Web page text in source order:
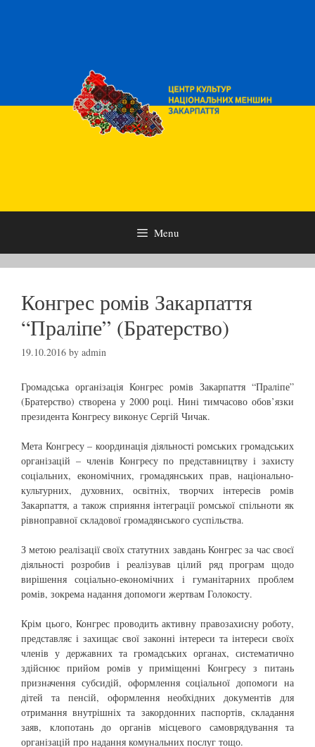
Menu
Конгрес ромів Закарпаття
“Праліпе” (Братерство)
19.10.2016 by admin
Громадська організація Конгрес ромів Закарпаття “Праліпе”
(Братерство) створена у 2000 році. Нині тимчасово обов’язки
президента Конгресу виконує Сергій Чичак.
Мета Конгресу – координація діяльності ромських громадських
організацій – членів Конгресу по представництву і захисту
соціальних, економічних, громадянських прав, національно-
культурних, духовних, освітніх, творчих інтересів ромів
Закарпаття, а також сприяння інтеграції ромської спільноти як
рівноправної складової громадянського суспільства.
З метою реалізації своїх статутних завдань Конгрес за час своєї
діяльності розробив і реалізував цілий ряд програм щодо
вирішення соціально-економічних і гуманітарних проблем
ромів, зокрема надання допомоги жертвам Голокосту.
Крім цього, Конгрес проводить активну правозахисну роботу,
представляє і захищає свої законні інтереси та інтереси своїх
членів у державних та громадських органах, систематично
здійснює прийом ромів у приміщенні Конгресу з питань
призначення субсидій, оформлення соціальної допомоги на
дітей та пенсій, оформлення необхідних документів для
отримання внутрішніх та закордонних паспортів, складання
заяв, клопотань до органів місцевого самоврядування та
організацій про надання комунальних послуг тощо.